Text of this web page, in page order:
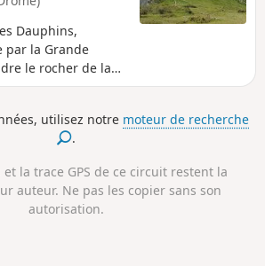
Dauphins,
par la Grande
le rocher de la
Becs, mythique
une zone de
sauvages. Il
mai et le 15 juillet.
et une
été mises en
utilisez notre moteur de recherche
.
la trace GPS de ce circuit restent la
auteur. Ne pas les copier sans son
autorisation.